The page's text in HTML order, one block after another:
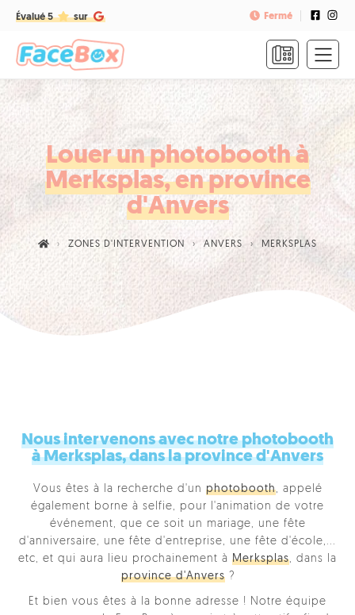
Évalué 5 sur Fermé
ACCUEIL
FORMULES
TARIFS
FAQ
CONTACT
NOUS
APPELER
RÉSERVER
Louer un photobooth à
Merksplas, en province
d'Anvers
ZONES D'INTERVENTION ANVERS MERKSPLAS
Nous intervenons avec notre photobooth
à Merksplas, dans la province d'Anvers
Vous êtes à la recherche d'un photobooth, appelé
également borne à selfie, pour l'animation de votre
événement, que ce soit un mariage, une fête
d'anniversaire, une fête d'entreprise, une fête d'école,...
etc, et qui aura lieu prochainement à Merksplas, dans la
province d'Anvers?
Et bien vous êtes à la bonne adresse ! Notre équipe